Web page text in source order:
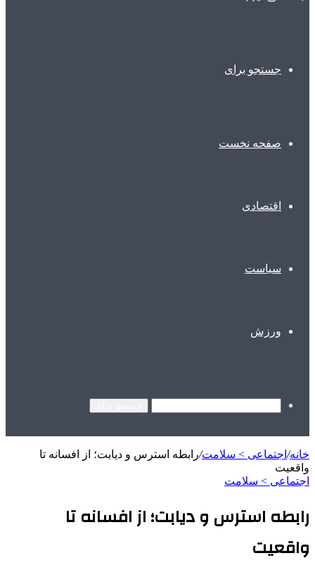
جستجو برای
صفحه نخست
اقتصادی
سیاست
ورزش
خانه/ اجتماعی > سلامت/رابطه استرس و دیابت؛ از افسانه تا
واقعیت
اجتماعی > سلامت
رابطه استرس و دیابت؛ از افسانه تا
واقعیت